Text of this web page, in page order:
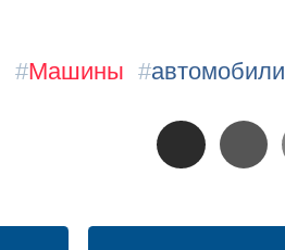
#Машины #автомобили